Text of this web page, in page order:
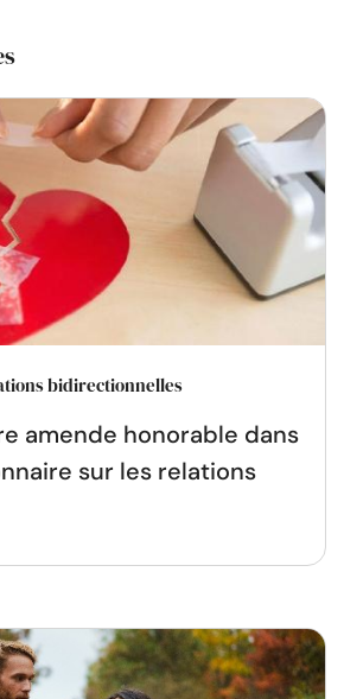
bidirectionnelles
amende honorable dans
sur les relations